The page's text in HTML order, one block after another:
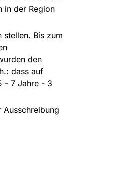
in der Region
stellen. Bis zum
den
dass auf
- 7 Jahre - 3